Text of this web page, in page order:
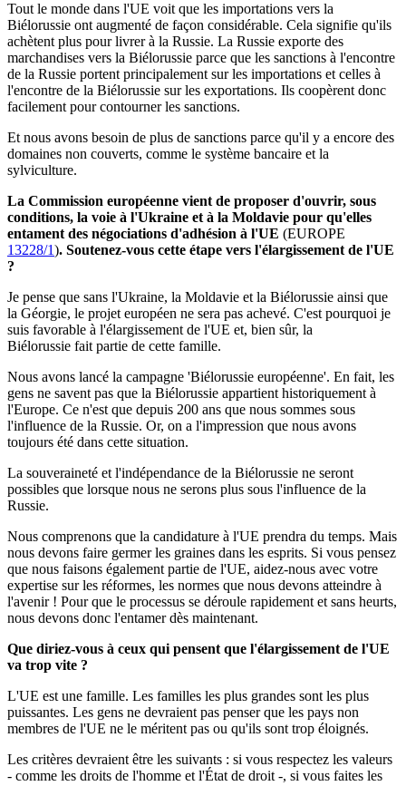
Tout le monde dans l'UE voit que les importations vers la
Biélorussie ont augmenté de façon considérable. Cela signifie qu'ils
achètent plus pour livrer à la Russie. La Russie exporte des
marchandises vers la Biélorussie parce que les sanctions à l'encontre
de la Russie portent principalement sur les importations et celles à
l'encontre de la Biélorussie sur les exportations. Ils coopèrent donc
facilement pour contourner les sanctions.
Et nous avons besoin de plus de sanctions parce qu'il y a encore des
domaines non couverts, comme le système bancaire et la
sylviculture.
La Commission européenne vient de proposer d'ouvrir, sous
conditions, la voie à l'Ukraine et à la Moldavie pour qu'elles
entament des négociations d'adhésion à l'UE (EUROPE
13228/1). Soutenez-vous cette étape vers l'élargissement de l'UE
?
Je pense que sans l'Ukraine, la Moldavie et la Biélorussie ainsi que
la Géorgie, le projet européen ne sera pas achevé. C'est pourquoi je
suis favorable à l'élargissement de l'UE et, bien sûr, la
Biélorussie fait partie de cette famille.
Nous avons lancé la campagne 'Biélorussie européenne'. En fait, les
gens ne savent pas que la Biélorussie appartient historiquement à
l'Europe. Ce n'est que depuis 200 ans que nous sommes sous
l'influence de la Russie. Or, on a l'impression que nous avons
toujours été dans cette situation.
La souveraineté et l'indépendance de la Biélorussie ne seront
possibles que lorsque nous ne serons plus sous l'influence de la
Russie.
Nous comprenons que la candidature à l'UE prendra du temps. Mais
nous devons faire germer les graines dans les esprits. Si vous pensez
que nous faisons également partie de l'UE, aidez-nous avec votre
expertise sur les réformes, les normes que nous devons atteindre à
l'avenir ! Pour que le processus se déroule rapidement et sans heurts,
nous devons donc l'entamer dès maintenant.
Que diriez-vous à ceux qui pensent que l'élargissement de l'UE
va trop vite ?
L'UE est une famille. Les familles les plus grandes sont les plus
puissantes. Les gens ne devraient pas penser que les pays non
membres de l'UE ne le méritent pas ou qu'ils sont trop éloignés.
Les critères devraient être les suivants : si vous respectez les valeurs
- comme les droits de l'homme et l'État de droit -, si vous faites les